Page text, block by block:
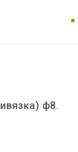
ф8.